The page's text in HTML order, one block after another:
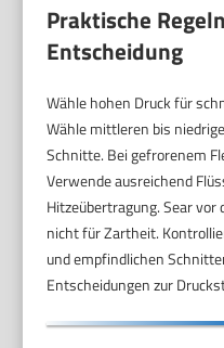
Praktische
Entscheidung
Wähle hohen Druck für
Wähle mittleren bis
Schnitte. Bei gefrorenem
Verwende ausreichend
Hitzeübertragung. Sear vor
nicht für Zartheit.
und empfindlichen
Entscheidungen zur